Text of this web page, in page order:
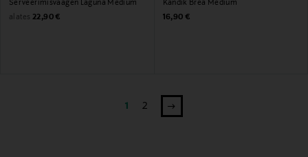
Serveerimisvaagen Laguna Medium
alates Original Price
22,90 €
Kandik Brea Medium
Original Price
16,90 €
1 2